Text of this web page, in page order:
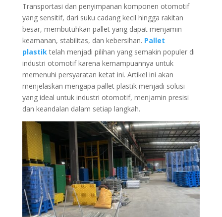
Transportasi dan penyimpanan komponen otomotif
yang sensitif, dari suku cadang kecil hingga rakitan
besar, membutuhkan pallet yang dapat menjamin
keamanan, stabilitas, dan kebersihan. Pallet
plastiktelah menjadi pilihan yang semakin populer di
industri otomotif karena kemampuannya untuk
memenuhi persyaratan ketat ini. Artikel ini akan
menjelaskan mengapa pallet plastik menjadi solusi
yang ideal untuk industri otomotif, menjamin presisi
dan keandalan dalam setiap langkah.